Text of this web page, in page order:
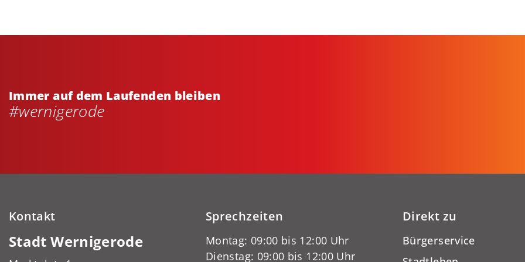
Immer auf dem Laufenden bleiben
#wernigerode
Kontakt
Stadt Wernigerode
Sprechzeiten
Montag: 09:00 bis 12:00 Uhr
Dienstag: 09:00 bis 12:00 Uhr
Direkt zu
Bürgerservice